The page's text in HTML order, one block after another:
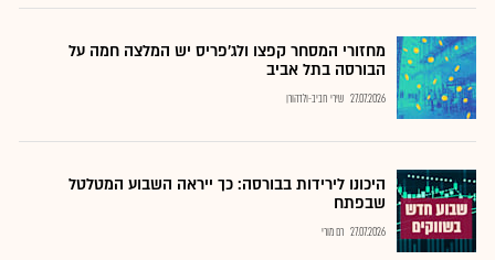
מחזורי המסחר קפצו ולג'פריס יש המלצה חמה על
הבורסה בתל אביב
27.07.2026 שירי חביב-ולדהורן
היכונו לירידות בבורסה: כך ייראה השבוע המטלטל
שבפתח
27.07.2026 רם מורי